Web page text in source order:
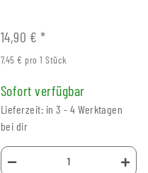
14,90 € *
7,45 € pro 1 Stück
Sofort verfügbar
Lieferzeit: in 3 - 4 Werktagen
bei dir